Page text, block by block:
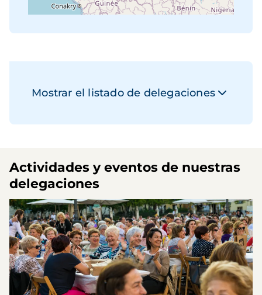
Mostrar el listado de delegaciones
Actividades y eventos de nuestras
delegaciones